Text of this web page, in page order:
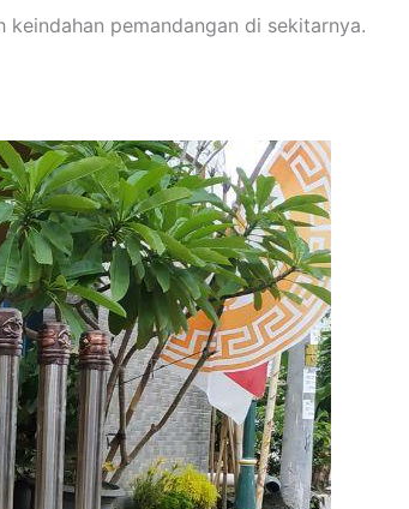
pemandangan di sekitarnya.